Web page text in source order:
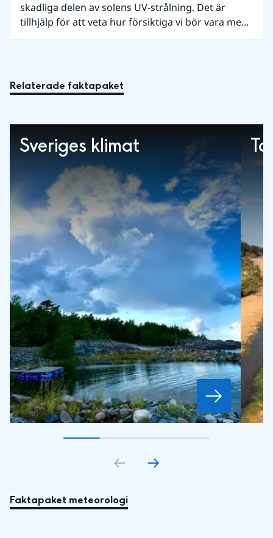
skadliga delen av solens UV-strålning. Det är
tillhjälp för att veta hur försiktiga vi bör vara me...
Relaterade faktapaket
Sveriges klimat
Gå till bildkort1
Gå till bildkort2
Gå till bildkort3
Gå till bildkort
Faktapaket meteorologi